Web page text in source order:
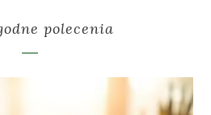
polecenia